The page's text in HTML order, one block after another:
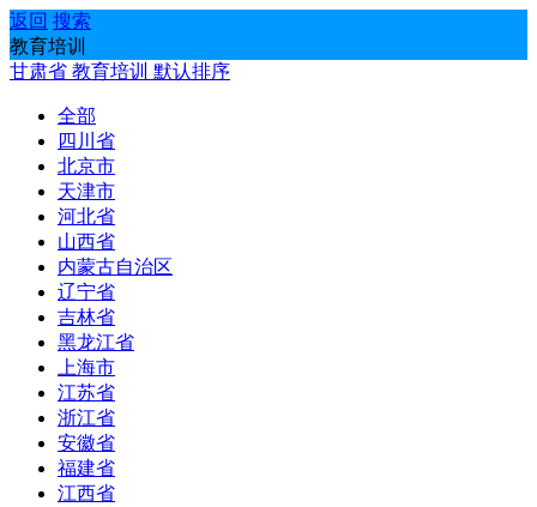
返回 搜索
教育培训
甘肃省 教育培训 默认排序
全部
四川省
北京市
天津市
河北省
山西省
内蒙古自治区
辽宁省
吉林省
黑龙江省
上海市
江苏省
浙江省
安徽省
福建省
江西省